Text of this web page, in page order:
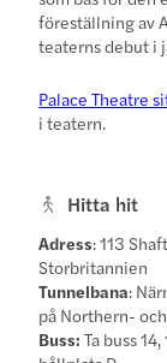
föreställning av
teaterns debut i
Palace Theatre
i teatern.
Hitta hit
Adress: 113
Storbritannien
Tunnelbana:
på Northern-
Buss: Ta buss